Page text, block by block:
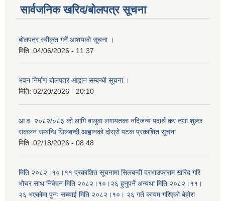
सार्वजनिक खरिद/बोलपत्र सूचना
बोलपत्र स्वीकृत गर्ने आशयको सूचना ।
मिति: 04/06/2026 - 11:37
भवन निर्माण बोलपत्र आह्वान सम्बन्धी सूचना ।
मिति: 02/20/2026 - 20:10
आ.व. २०८२/०८३ को लागि बालुवा लगायतका नदिजन्य पदार्थ कर तथा शुल्क
संकलन सम्बन्धि सिलबन्दी आह्वानको दोस्रो पटक प्रकाशित सूचना
मिति: 02/18/2026 - 08:48
मिति २०८२।१०।११ प्रकाशित सूचनामा सिलबन्दी दरभाउफाराम खरिद गरि
भौचर साथ निवेदन मिति २०८२।१०।२६ हुनुपर्ने अन्यथा मिति २०८२।११।
२६ भएकोमा पुनः सच्याई मिति २०८२।१०। २६ गते कायम गरिएको बेहोरा